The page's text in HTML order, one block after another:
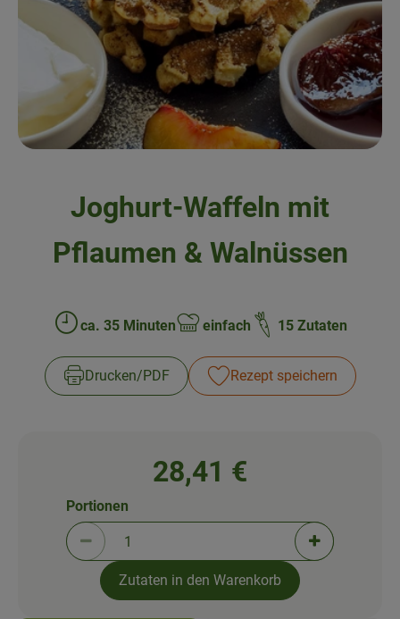
Frisches
Angebote & Neues
Naturwaren
Vorratskammer
Jobkiste
Über Grünland
Service
Blog
Joghurt-Waffeln mit
Pflaumen & Walnüssen
Zubreitungszeit:
ca. 35 Minuten
Schwierigkeit:
einfach 15 Zutaten
Drucken​/​PDF Rezept speichern
28,41 €
Portionen verringern (aktuell 1 Portionen
Portionen
Portionen
Zutaten in den Warenkorb